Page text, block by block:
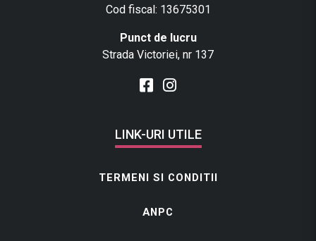
Cod fiscal: 13675301
Punct de lucru
Strada Victoriei, nr 137
LINK-URI UTILE
TERMENI SI CONDITII
ANPC